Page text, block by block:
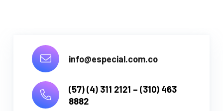
info@especial.com.co
(57) (4) 311 2121 – (310) 463
8882